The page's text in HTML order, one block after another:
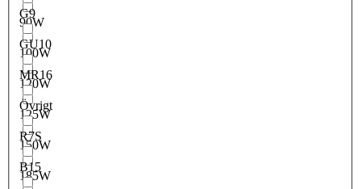
90W
100W
120W
125W
150W
185W
G9
GU10
MR16
Övrigt
R7S
B15